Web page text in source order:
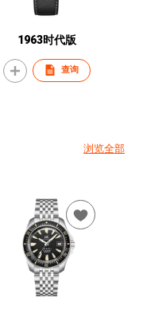
1963时代版
查询
浏览全部